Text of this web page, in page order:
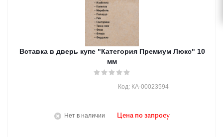
Вставка в дверь купе "Категория Премиум Люкс" 10
мм
Нет в наличии
Код: КА-00023594
Цена по запросу